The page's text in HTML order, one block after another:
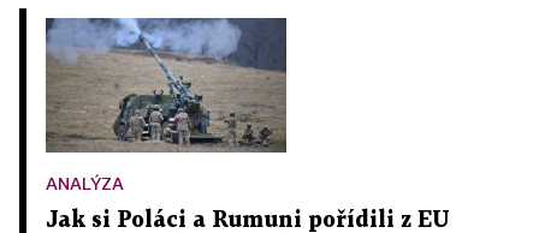
ANALÝZA
Jak si Poláci a Rumuni pořídili z EU